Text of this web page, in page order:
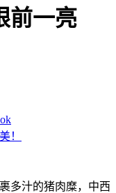
前一亮
！
多汁的猪肉糜，中西